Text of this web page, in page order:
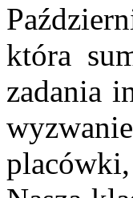
która
zadania